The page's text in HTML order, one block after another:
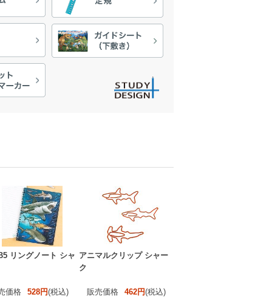
リングノート シャ
価格 528円(税込)
アニマルクリップ シャー
ク
販売価格 462円(税込)